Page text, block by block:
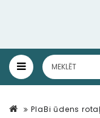
PlaBi ūdens